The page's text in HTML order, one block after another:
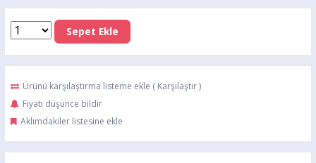
Sepet Ekle
Ürünü karşılaştırma listeme ekle ( Karşılaştır)
Fiyatı düşünce bildir
Aklımdakiler listesine ekle